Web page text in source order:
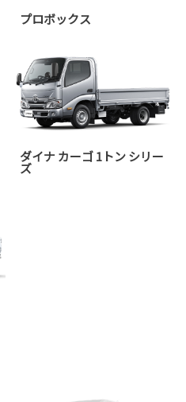
プロボックス
ダイナ カーゴ 1トン シリー
ズ